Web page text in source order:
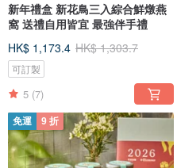
新年禮盒 新花鳥三入綜合鮮燉燕
窩 送禮自用皆宜 最強伴手禮
HK$ 1,173.4 HK$ 1,303.7
可訂製
5 (7)
免運 9 折